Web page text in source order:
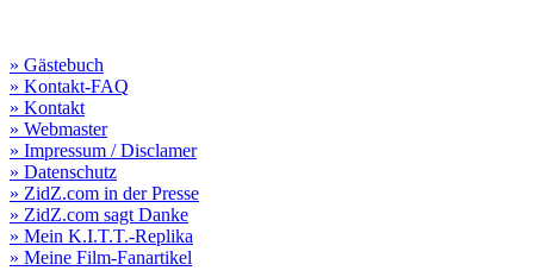
» Gästebuch
» Kontakt-FAQ
» Kontakt
» Webmaster
» Impressum / Disclamer
» Datenschutz
» ZidZ.com in der Presse
» ZidZ.com sagt Danke
» Mein K.I.T.T.-Replika
» Meine Film-Fanartikel